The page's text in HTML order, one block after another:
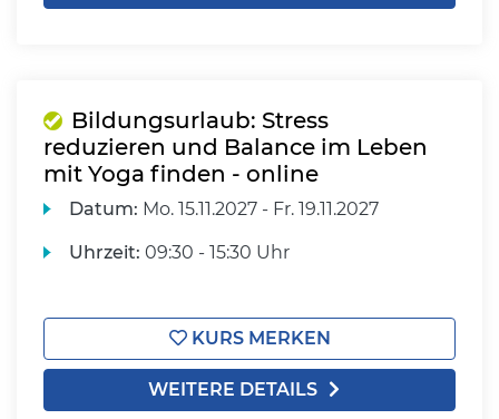
Bildungsurlaub: Stress
reduzieren und Balance im Leben
mit Yoga finden - online
Datum: Mo. 15.11.2027 - Fr. 19.11.2027
Uhrzeit: 09:30 - 15:30 Uhr
KURS MERKEN
WEITERE DETAILS